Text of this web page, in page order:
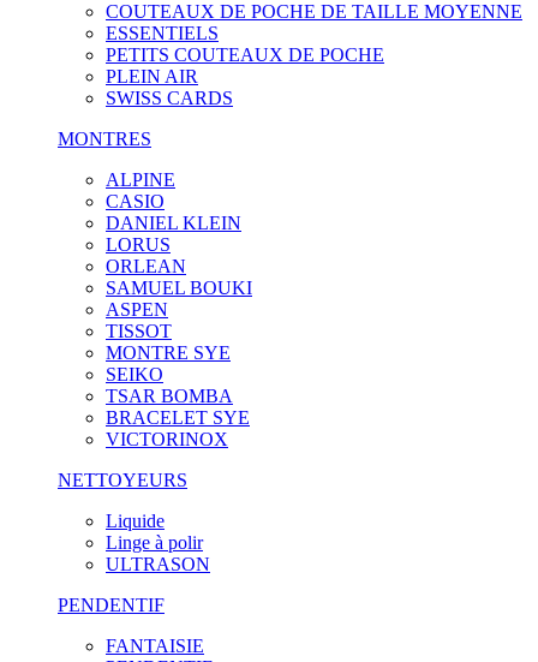
COUTEAUX DE POCHE DE TAILLE MOYENNE
ESSENTIELS
PETITS COUTEAUX DE POCHE
PLEIN AIR
SWISS CARDS
MONTRES
ALPINE
CASIO
DANIEL KLEIN
LORUS
ORLEAN
SAMUEL BOUKI
ASPEN
TISSOT
MONTRE SYE
SEIKO
TSAR BOMBA
BRACELET SYE
VICTORINOX
NETTOYEURS
Liquide
Linge à polir
ULTRASON
PENDENTIF
FANTAISIE